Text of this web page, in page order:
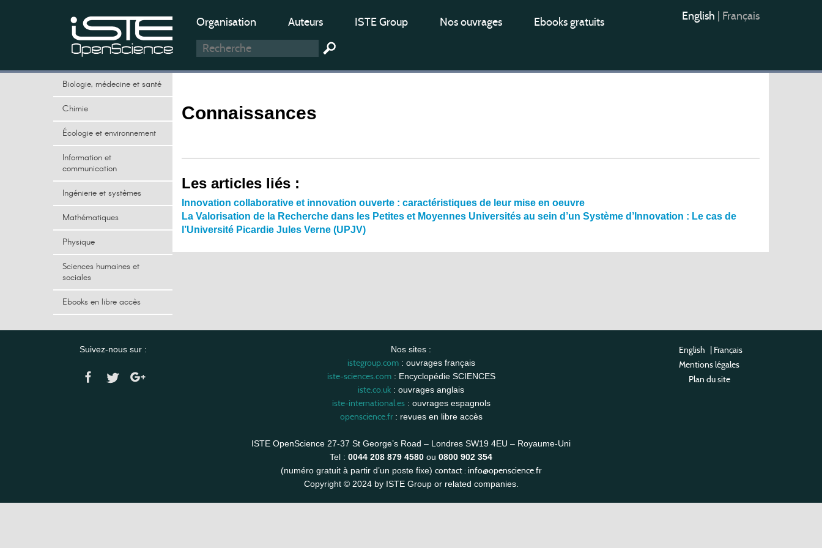
Organisation Auteurs ISTE Group Nos ouvrages Ebooks gratuits English Français
Biologie, médecine et santé
Chimie
Écologie et environnement
Information et
communication
Ingénierie et systèmes
Mathématiques
Physique
Sciences humaines et
sociales
Ebooks en libre accès
Connaissances
Les articles liés :
Innovation collaborative et innovation ouverte : caractéristiques de leur mise en oeuvre
La Valorisation de la Recherche dans les Petites et Moyennes Universités au sein d’un Système d’Innovation : Le cas de
l’Université Picardie Jules Verne (UPJV)
Suivez-nous sur : Nos sites :
istegroup.com: ouvrages français
iste-sciences.com: Encyclopédie SCIENCES
iste.co.uk : ouvrages anglais
iste-international.es: ouvrages espagnols
openscience.fr: revues en libre accès
ISTE OpenScience 27-37 St George’s Road – Londres SW19 4EU – Royaume-Uni
Tel : 0044 208 879 4580 ou 0800 902 354
(numéro gratuit à partir d’un poste fixe) contact : info@openscience.fr
Copyright © 2024 by ISTE Group or related companies.
English | Français
Mentions légales
Plan du site